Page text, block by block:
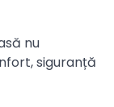
nu
siguranță